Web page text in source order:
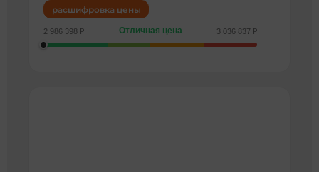
расшифровка цены
2 986 398 ₽ Отличная цена 3 036 837 ₽